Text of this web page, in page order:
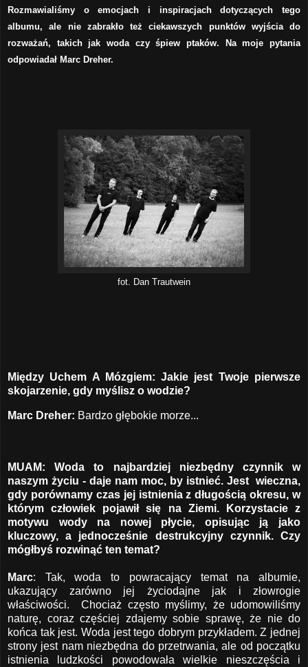
Rozmawialiśmy o emocjach i inspiracjach dotyczących tego
albumu, ale nie zabrakło też ciekawszych punktów wyjścia do
rozważań, takich jak woda czy śpiew ptaków. Na moje pytania
odpowiadał Marc Dreher.
fot. Dan Trautwein
Między Uchem A Mózgiem: Jakie jest Twoje pierwsze
skojarzenie, gdy myślisz o wodzie?
Marc Dreher: Bardzo głębokie morze...
MUAM: Woda to najbardziej niezbędny czynnik w
naszym życiu - daje nam moc, by istnieć. Jest wieczna,
gdy porównamy czas jej istnienia z długością okresu, w
którym człowiek pojawił się na Ziemi. Korzystacie z
motywu wody na nowej płycie, opisując ją jako
kluczowy, a jednocześnie destrukcyjny czynnik. Czy
mógłbyś rozwinąć ten temat?
Marc: Tak, woda to powracający temat na albumie,
ukazujący zarówno jej życiodajne jak i złowrogie
właściwości. Chociaż często myślimy, że udomowiliśmy
naturę, coraz częściej zdajemy sobie sprawę, że nie do
końca tak jest. Woda jest tego dobrym przykładem. Z jednej
strony jest nam niezbędna do przetrwania, ale od początku
istnienia ludzkości powodowała wielkie nieszczęścia i